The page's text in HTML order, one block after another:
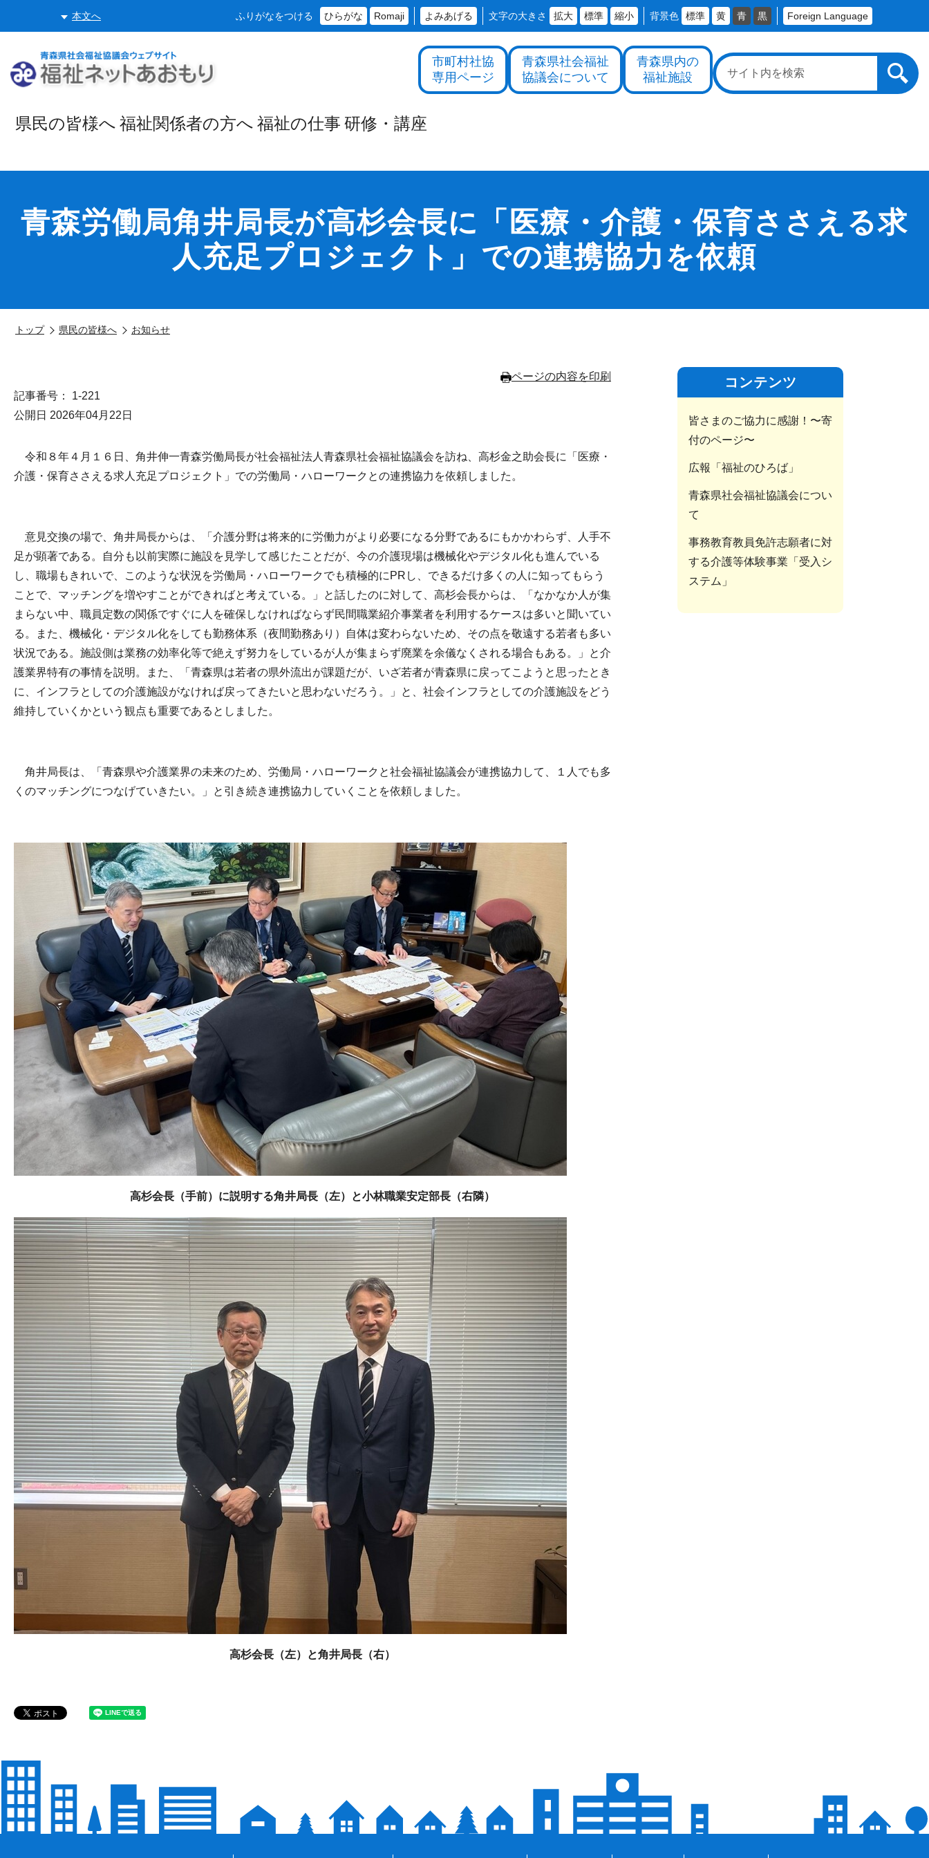
本文へ ふりがなをつける ひらがな Romaji よみあげる 文字の大きさ 拡大 標準 縮小 背景色 標準 黄 青 黒 Foreign Language
市町村社協
専用ページ
青森県社会福祉
協議会について
青森県内の
福祉施設
県民の皆様へ 福祉関係者の方へ 福祉の仕事 研修・ 講座
青森労働局角井局長が高杉会長に「医療・介護・保育ささえる求
人充足プロジェクト」での連携協力を依頼
トップ 県民の皆様へ お知らせ
ページの内容を印刷
記事番号： 1-221
公開日 2026年04月22日
令和８年４月１６日、角井伸一青森労働局長が社会福祉法人青森県社会福祉協議会を訪ね、高杉金之助会長に「医療・
介護・保育ささえる求人充足プロジェクト」での労働局・ハローワークとの連携協力を依頼しました。
意見交換の場で、角井局長からは、「介護分野は将来的に労働力がより必要になる分野であるにもかかわらず、人手不
足が顕著である。自分も以前実際に施設を見学して感じたことだが、今の介護現場は機械化やデジタル化も進んでいる
し、職場もきれいで、このような状況を労働局・ハローワークでも積極的にPRし、できるだけ多くの人に知ってもらう
ことで、マッチングを増やすことができればと考えている。」と話したのに対して、高杉会長からは、「なかなか人が集
まらない中、職員定数の関係ですぐに人を確保しなければならず民間職業紹介事業者を利用するケースは多いと聞いてい
る。また、機械化・デジタル化をしても勤務体系（夜間勤務あり）自体は変わらないため、その点を敬遠する若者も多い
状況である。施設側は業務の効率化等で絶えず努力をしているが人が集まらず廃業を余儀なくされる場合もある。」と介
護業界特有の事情を説明。また、「青森県は若者の県外流出が課題だが、いざ若者が青森県に戻ってこようと思ったとき
に、インフラとしての介護施設がなければ戻ってきたいと思わないだろう。」と、社会インフラとしての介護施設をどう
維持していくかという観点も重要であるとしました。
角井局長は、「青森県や介護業界の未来のため、労働局・ハローワークと社会福祉協議会が連携協力して、１人でも多
くのマッチングにつなげていきたい。」と引き続き連携協力していくことを依頼しました。
高杉会長（手前）に説明する角井局長（左）と小林職業安定部長（右隣）
高杉会長（左）と角井局長（右）
コンテンツ
皆さまのご協力に感謝！〜寄
付のページ〜
広報「福祉のひろば」
青森県社会福祉協議会につい
て
事務教育教員免許志願者に対
する介護等体験事業「受入シ
ステム」